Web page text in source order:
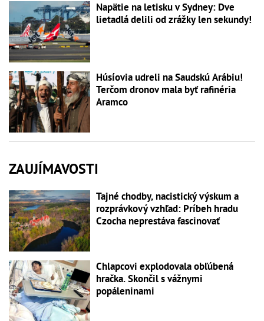
Napätie na letisku v Sydney: Dve
lietadlá delili od zrážky len sekundy!
Húsíovia udreli na Saudskú Arábiu!
Terčom dronov mala byť rafinéria
Aramco
ZAUJÍMAVOSTI
Tajné chodby, nacistický výskum a
rozprávkový vzhľad: Príbeh hradu
Czocha neprestáva fascinovať
Chlapcovi explodovala obľúbená
hračka. Skončil s vážnymi
popáleninami